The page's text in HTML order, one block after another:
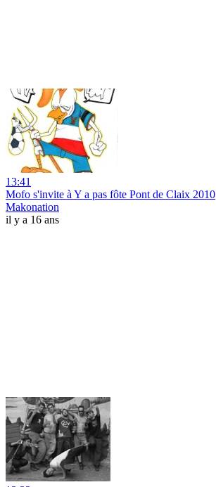
13:41
Mofo s'invite à Y a pas fôte Pont de Claix 2010
Makonation
il y a 16 ans